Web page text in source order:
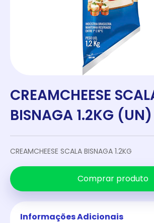
CREAMCHEESE
BISNAGA 1.2KG (UN)
CREAMCHEESE SCALA BISNAGA 1.2KG
Comprar produto
Informações Adicionais